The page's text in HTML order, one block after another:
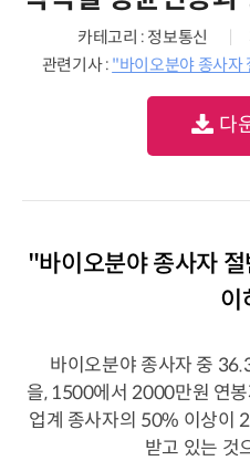
카테고리 : 정보통신
관련기사 : "바이오분야 종사자
다
"바이오분야 종사자
이
바이오분야 종사자 중
을, 1500에서 2000만원 연
업계 종사자의 50% 이상이
받고 있는 것